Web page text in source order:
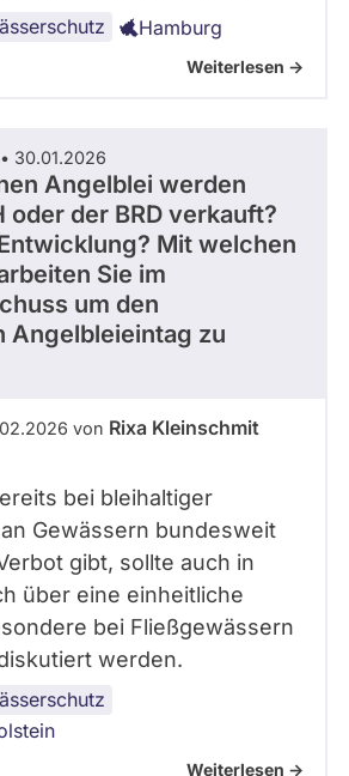
Hamburg
Weiterlesen ->
30.01.2026
Angelblei werden
oder der BRD verkauft?
Mit welchen
Sie im
um den
Angelbleieintag zu
von Rixa Kleinschmit
bei bleihaltiger
Gewässern bundesweit
gibt, sollte auch in
über eine einheitliche
bei Fließgewässern
werden.
Weiterlesen ->